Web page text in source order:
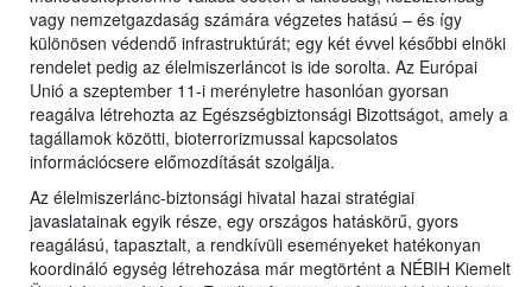
vagy nemzetgazdaság számára végzetes hatású – és így
különösen védendő infrastruktúrát; egy két évvel későbbi elnöki
rendelet pedig az élelmiszerláncot is ide sorolta. Az Európai
Unió a szeptember 11-i merényletre hasonlóan gyorsan
reagálva létrehozta az Egészségbiztonsági Bizottságot, amely a
tagállamok közötti, bioterrorizmussal kapcsolatos
információcsere előmozdítását szolgálja.
Az élelmiszerlánc-biztonsági hivatal hazai stratégiai
javaslatainak egyik része, egy országos hatáskörű, gyors
reagálású, tapasztalt, a rendkívüli eseményeket hatékonyan
koordináló egység létrehozása már megtörtént a NÉBIH Kiemelt